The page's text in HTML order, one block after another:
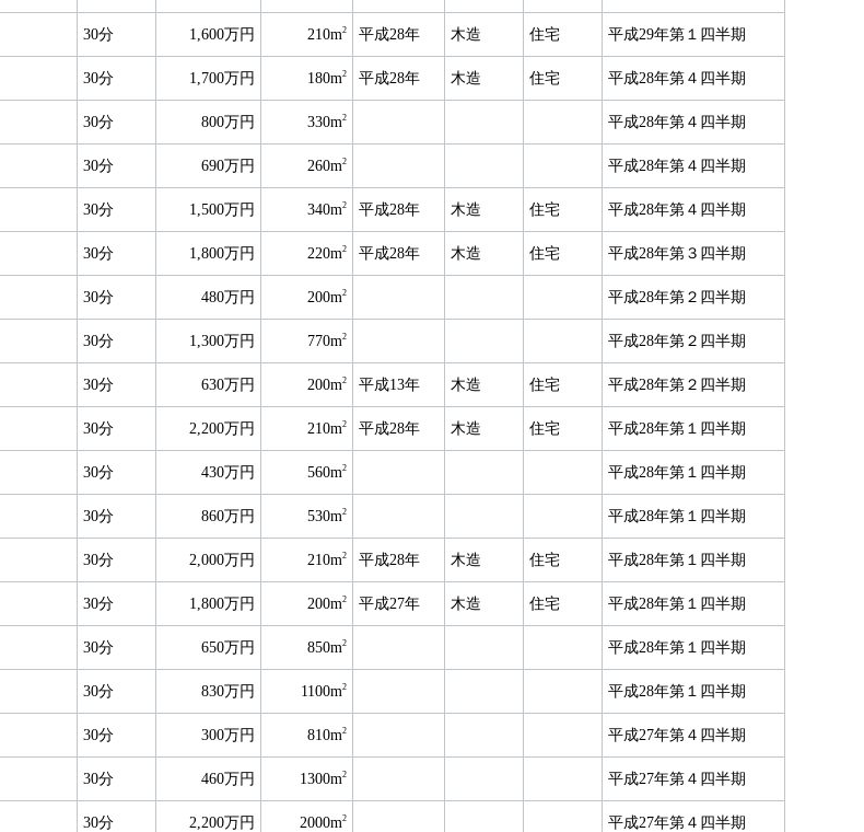
30分 1,600万円 210m2 平成28年 木造 住宅 平成29年第１四半期
30分 1,700万円 180m2 平成28年 木造 住宅 平成28年第４四半期
30分 800万円 330m2 平成28年第４四半期
30分 690万円 260m2 平成28年第４四半期
30分 1,500万円 340m2 平成28年 木造 住宅 平成28年第４四半期
30分 1,800万円 220m2 平成28年 木造 住宅 平成28年第３四半期
30分 480万円 200m2 平成28年第２四半期
30分 1,300万円 770m2 平成28年第２四半期
30分 630万円 200m2 平成13年 木造 住宅 平成28年第２四半期
30分 2,200万円 210m2 平成28年 木造 住宅 平成28年第１四半期
30分 430万円 560m2 平成28年第１四半期
30分 860万円 530m2 平成28年第１四半期
30分 2,000万円 210m2 平成28年 木造 住宅 平成28年第１四半期
30分 1,800万円 200m2 平成27年 木造 住宅 平成28年第１四半期
30分 650万円 850m2 平成28年第１四半期
30分 830万円 1100m2 平成28年第１四半期
30分 300万円 810m2 平成27年第４四半期
30分 460万円 1300m2 平成27年第４四半期
30分 2,200万円 2000m2 平成27年第４四半期